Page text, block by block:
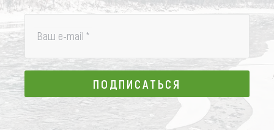
Ваш e-mail *
ПОДПИСАТЬСЯ
ПОДПИСАТЬСЯ